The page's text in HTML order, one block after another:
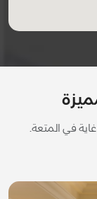
في المتعة.